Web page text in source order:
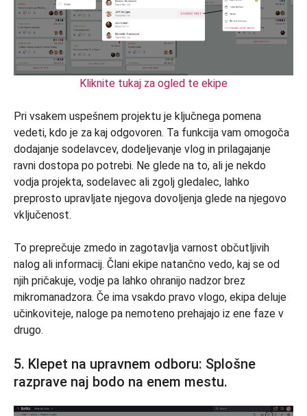
Kliknite tukaj za ogled te ekipe
Pri vsakem uspešnem projektu je ključnega pomena
vedeti, kdo je za kaj odgovoren. Ta funkcija vam omogoča
dodajanje sodelavcev, dodeljevanje vlog in prilagajanje
ravni dostopa po potrebi. Ne glede na to, ali je nekdo
vodja projekta, sodelavec ali zgolj gledalec, lahko
preprosto upravljate njegova dovoljenja glede na njegovo
vključenost.
To preprečuje zmedo in zagotavlja varnost občutljivih
nalog ali informacij. Člani ekipe natančno vedo, kaj se od
njih pričakuje, vodje pa lahko ohranijo nadzor brez
mikromanadzora. Če ima vsakdo pravo vlogo, ekipa deluje
učinkoviteje, naloge pa nemoteno prehajajo iz ene faze v
drugo.
5. Klepet na upravnem odboru: Splošne
razprave naj bodo na enem mestu.